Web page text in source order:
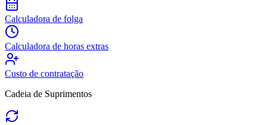
Calculadora de folga
Calculadora de horas extras
Custo de contratação
Cadeia de Suprimentos